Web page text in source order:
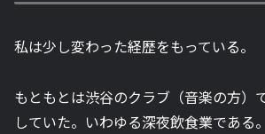
私は少し変わった経歴をもっている。
もともとは渋谷のクラブ（音楽の方）
していた。いわゆる深夜飲食業である